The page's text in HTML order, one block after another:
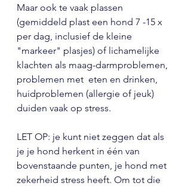
Maar ook te vaak plassen
(gemiddeld plast een hond 7 -15 x
per dag, inclusief de kleine
"markeer" plasjes) of lichamelijke
klachten als maag-darmproblemen,
problemen met  eten en drinken,
huidproblemen (allergie of jeuk)
duiden vaak op stress.
LET OP: je kunt niet zeggen dat als
je je hond herkent in één van
bovenstaande punten, je hond met
zekerheid stress heeft. Om tot die